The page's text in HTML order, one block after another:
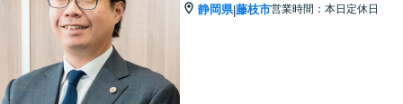
静岡県|藤枝市営業時間：本日定休日